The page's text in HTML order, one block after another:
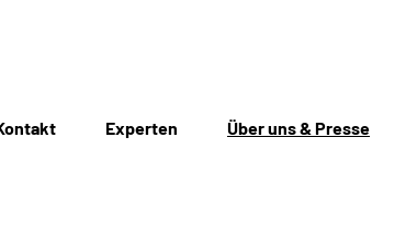
Experten Über uns & Presse